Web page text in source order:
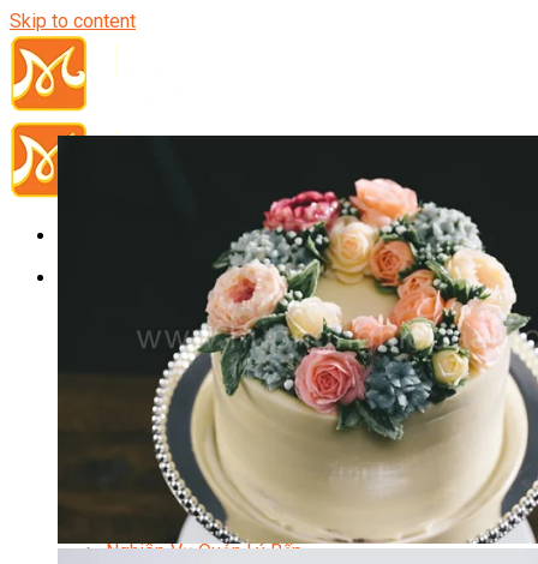
Skip to content
Bếp Trưởng Điều Hành
Nghiệp Vụ Bếp Trưởng
Nghiệp Vụ Bếp Quốc Tế
Nghiệp Vụ Bếp Trưởng Bếp Việt
Nghiệp Vụ Bếp Trưởng Bếp Âu
Nghiệp Vụ Bếp Trưởng Bếp Á
Nghiệp Vụ Bếp Trưởng Bếp Nhật
Nghiệp Vụ Bếp Trưởng Bếp Hoa
Nghiệp Vụ Bếp Hàn
Nghiệp Vụ Bếp Thái
Nghiệp Vụ Bếp Chay
Nghiệp Vụ Quản Lý Bếp